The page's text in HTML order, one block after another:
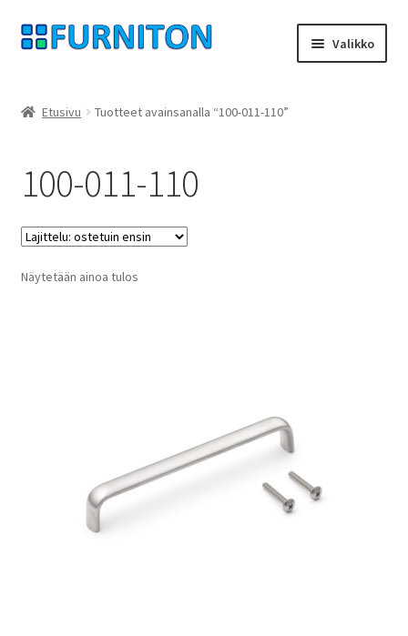
Siirry
navigointiin
Siirry
sisältöön
Valikko
yksityisyyttä
peruuttamisoikeus
Ottaa yhteyttä
Etusivu Tuotteet avainsanalla “100-011-110”
100-011-110
Näytetään ainoa tulos